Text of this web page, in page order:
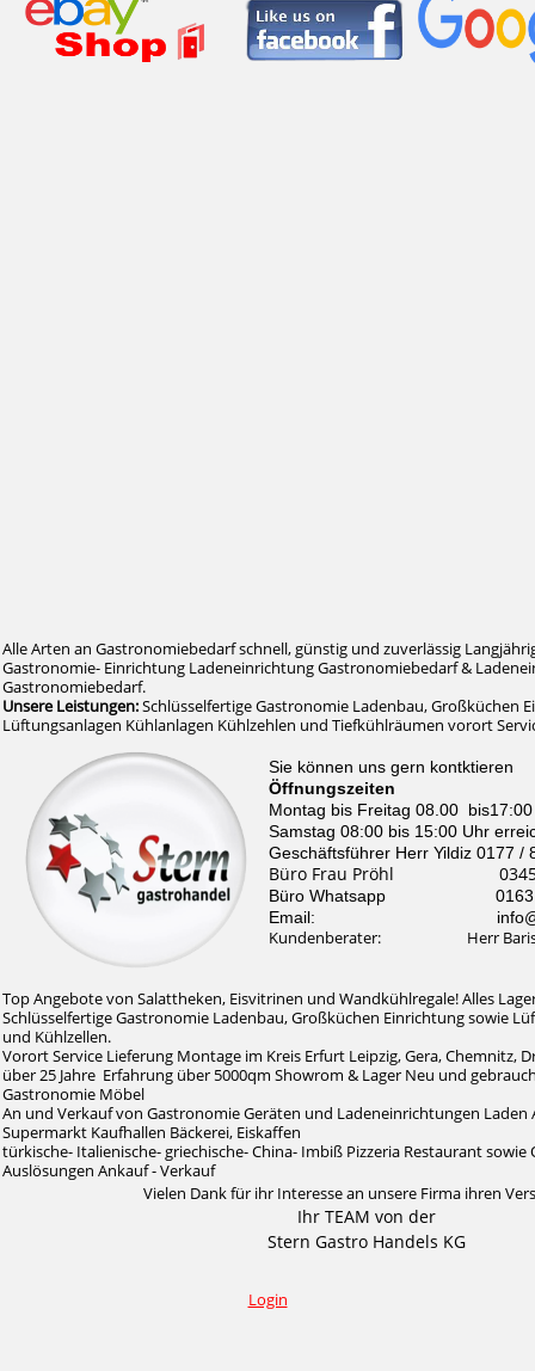
Alle Arten an Gastronomiebedarf schnell, günstig und zuverlässig
Gastronomie- Einrichtung Ladeneinrichtung Gastronomiebedarf &
Gastronomiebedarf.
Unsere Leistungen:Schlüsselfertige Gastronomie Ladenbau, Großküchen
Lüftungsanlagen Kühlanlagen Kühlzehlen und Tiefkühlräumen vorort
Sie können uns gern kontktieren
Öffnungszeiten
Montag bis Freitag 08.00
Samstag 08:00 bis 15:00 Uhr
Geschäftsführer Herr Yildiz 0177 /
Büro Frau Pröhl 0345 /
Büro Whatsapp 0163 /
Email: info@stern-
Kundenberater: Herr Baris
Top Angebote von Salattheken, Eisvitrinen und Wandkühlregale! Alles
Schlüsselfertige Gastronomie Ladenbau, Großküchen Einrichtung sowie
und Kühlzellen.
Vorort Service Lieferung Montage im Kreis Erfurt Leipzig, Gera, Chemnitz,
über 25 Jahre Erfahrung über 5000qm Showrom & Lager Neu und
Gastronomie Möbel
An und Verkauf von Gastronomie Geräten und Ladeneinrichtungen
Supermarkt Kaufhallen Bäckerei, Eiskaffen
türkische- Italienische- griechische- China- Imbiß Pizzeria Restaurant sowie
Auslösungen Ankauf - Verkauf
Vielen Dank für ihr Interesse an unsere Firma ihren
Ihr TEAM von der
Stern Gastro Handels KG
Login